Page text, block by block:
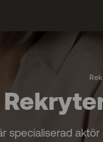
specialiserad